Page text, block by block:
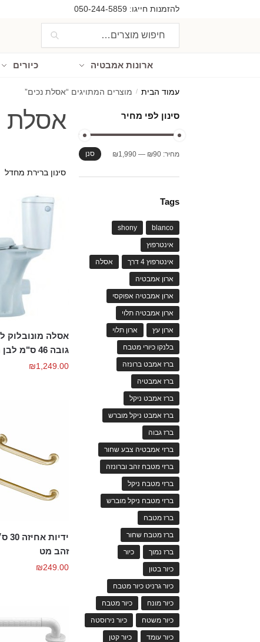
להזמנות חייגו: 050-244-5859
חיפוש
ארונות אמבטיה כיורים
עמוד הבית / מוצרים המתויגים “אסלת נכים”
אסלת
אסלה מונובלוק
גובה 46 ס"מ לבן מבריק
₪1,249.00
זהב מט
₪249.00
סינון לפי מחיר
מחיר
מחיר
סנן מחיר: ₪90
—
₪1,990
Tags
blanco
shony
אינטרפוץ
אינטרפוץ 4 דרך אסלה
ארון אמבטיה
ארון אמבטיה אפוקסי
ארון אמבטיה תלוי
ארון עץ ארון תלוי
בלנקו כיורי מטבח
ברז אמבט ברונזה
ברז אמבטיה
ברז אמבט ניקל
ברז אמבט ניקל מוברש
ברז גבוה
ברזי אמבטיה צבע שחור
ברזי מטבח זהב וברונזה
ברזי מטבח ניקל
ברזי מטבח ניקל מוברש
ברז מטבח
ברז מטבח שחור
ברז נמוך כיור
כיור בטון
כיור גרניט כיור מטבח
כיור מונח כיור מטבח
כיור משטח כיור נירוסטה
כיור עומד כיור קטן